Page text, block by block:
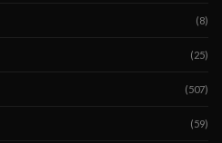
(8)
(25)
(507)
(59)